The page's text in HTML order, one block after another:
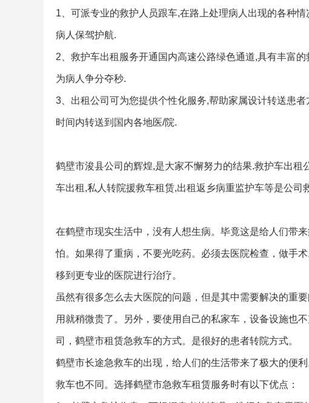
1、可派专业的救护人员跟车,在路上处理病人出现的各种
病人保驾护航.
2、救护车出租服务开通国内高速公路绿色通道,具有丰富
为病人争分夺秒.
3、出租公司可为您提供个性化服务,帮助家属设计转送患
时间内转送到国内各地医/院.
鹤壁市浚县公司的辉煌,是大家不懈努力的结果.救护车出
车出租,私人转院援救车租赁,出租返乡病重监护车等是公
在鹤壁市现实生活中，没有人想生病。毕竟这是给人们带
怕。如果得了重病，不要光吃药。必须去医院检查，做手
移到更专业的医院进行治疗。
虽然有很多怎么去大医院的问题，但是其中需要解决的重
用就稍微贵了。另外，要使用自己的私家车，设备设施也
司，鹤壁市租赁急救车的方式。是很好的患者转院方式。
鹤壁市长途急救车的出现，给人们的生活带来了极大的便
救车也不同。选择鹤壁市急救车租赁服务时有以下优点：